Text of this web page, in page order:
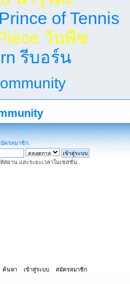
of Tennis
วันพีช
รีบอร์น
ครสมาชิก
สผ่าน และระยะเวลาในเซสชั่น
ค้นหา เข้าสู่ระบบ สมัครสมาชิก